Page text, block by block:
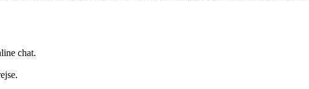
chat.